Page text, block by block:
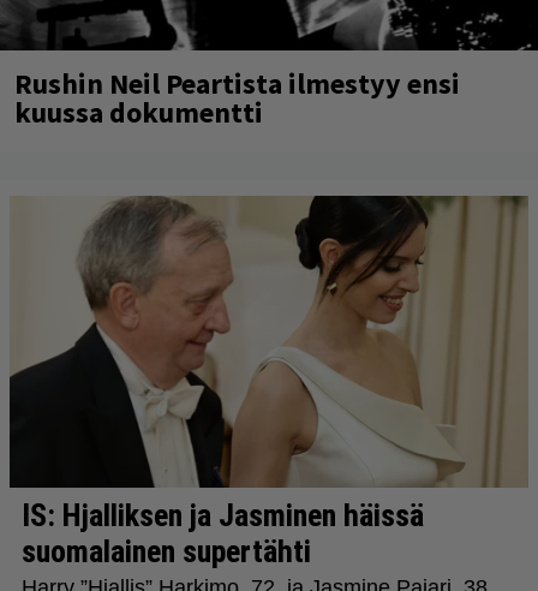
Rushin Neil Peartista ilmestyy ensi
kuussa dokumentti